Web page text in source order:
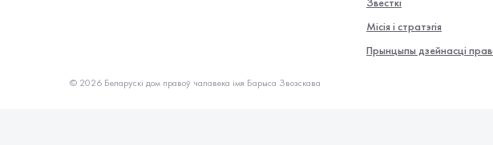
Місія і стратэгія
Прынцыпы дзейнасці
© 2026 Беларускі дом правоў чалавека імя Барыса Звозскава